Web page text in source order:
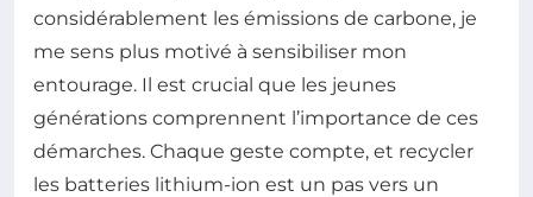
considérablement les émissions de carbone, je
me sens plus motivé à sensibiliser mon
entourage. Il est crucial que les jeunes
générations comprennent l’importance de ces
démarches. Chaque geste compte, et recycler
les batteries lithium-ion est un pas vers un